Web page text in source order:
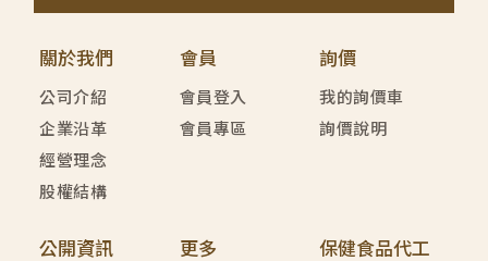
關於我們
公司介紹
企業沿革
經營理念
股權結構
會員
會員登入
會員專區
詢價
我的詢價車
詢價說明
公開資訊 更多 保健食品代工